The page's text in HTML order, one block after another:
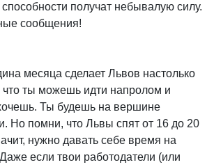
получат небывалую силу.
сообщения!
месяца сделает Львов настолько
ты можешь идти напролом и
Ты будешь на вершине
Но помни, что Львы спят от 16 до 20
нужно давать себе время на
если твои работодатели (или